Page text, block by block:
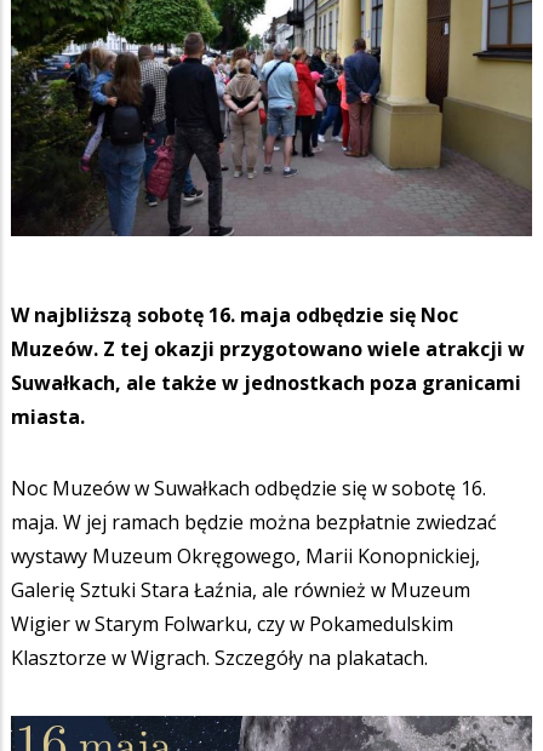
W najbliższą sobotę 16. maja odbędzie się Noc
Muzeów. Z tej okazji przygotowano wiele atrakcji w
Suwałkach, ale także w jednostkach poza granicami
miasta.
Noc Muzeów w Suwałkach odbędzie się w sobotę 16.
maja. W jej ramach będzie można bezpłatnie zwiedzać
wystawy Muzeum Okręgowego, Marii Konopnickiej,
Galerię Sztuki Stara Łaźnia, ale również w Muzeum
Wigier w Starym Folwarku, czy w Pokamedulskim
Klasztorze w Wigrach. Szczegóły na plakatach.